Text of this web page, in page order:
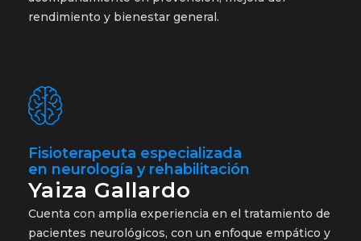
rendimiento y bienestar general.
Fisioterapeuta especializada
en neurología y rehabilitación
Yaiza Gallardo
Cuenta con amplia experiencia en el tratamiento de
pacientes neurológicos, con un enfoque empático y